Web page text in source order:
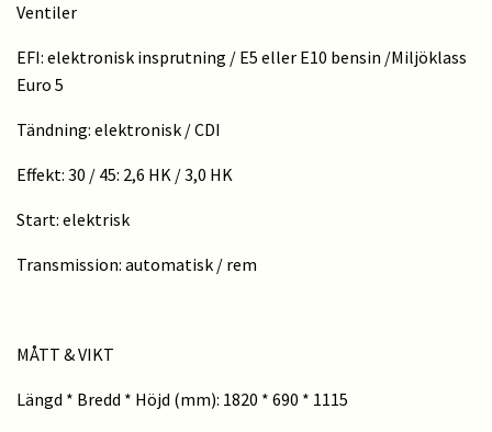
Ventiler
EFI: elektronisk insprutning / E5 eller E10 bensin /Miljöklass
Euro 5
Tändning: elektronisk / CDI
Effekt: 30 / 45: 2,6 HK / 3,0 HK
Start: elektrisk
Transmission: automatisk / rem
MÅTT & VIKT
Längd * Bredd * Höjd (mm): 1820 * 690 * 1115